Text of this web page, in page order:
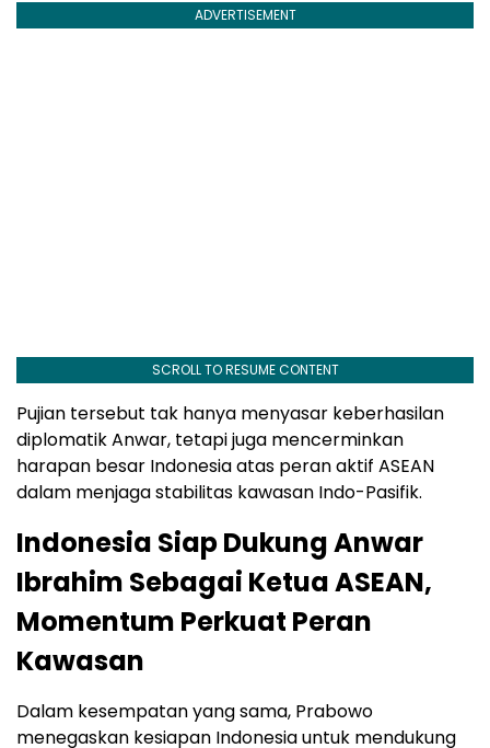
ADVERTISEMENT
SCROLL TO RESUME CONTENT
Pujian tersebut tak hanya menyasar keberhasilan
diplomatik Anwar, tetapi juga mencerminkan
harapan besar Indonesia atas peran aktif ASEAN
dalam menjaga stabilitas kawasan Indo-Pasifik.
Indonesia Siap Dukung Anwar
Ibrahim Sebagai Ketua ASEAN,
Momentum Perkuat Peran
Kawasan
Dalam kesempatan yang sama, Prabowo
menegaskan kesiapan Indonesia untuk mendukung